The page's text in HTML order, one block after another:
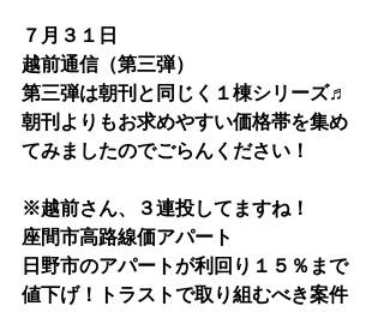
７月３１日
越前通信（第三弾）
第三弾は朝刊と同じく１棟シリーズ♬
朝刊よりもお求めやすい価格帯を集め
てみましたのでごらんください！
※越前さん、３連投してますね！
座間市高路線価アパート
日野市のアパートが利回り１５％まで
値下げ！トラストで取り組むべき案件